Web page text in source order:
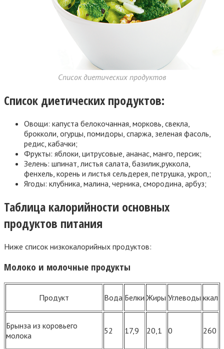
Список диетических продуктов
Список диетических продуктов:
Овощи: капуста белокочанная, морковь, свекла,
брокколи, огурцы, помидоры, спаржа, зеленая фасоль,
редис, кабачки;
Фрукты: яблоки, цитрусовые, ананас, манго, персик;
Зелень: шпинат, листья салата, базилик,руккола,
фенхель, корень и листья сельдерея, петрушка, укроп,;
Ягоды: клубника, малина, черника, смородина, арбуз;
Таблица калорийности основных
продуктов питания
Ниже список низкокалорийных продуктов:
Молоко и молочные продукты
Продукт Вода Белки Жиры Углеводы ккал
Брынза из коровьего
молока
52 17,9 20,1 0 260